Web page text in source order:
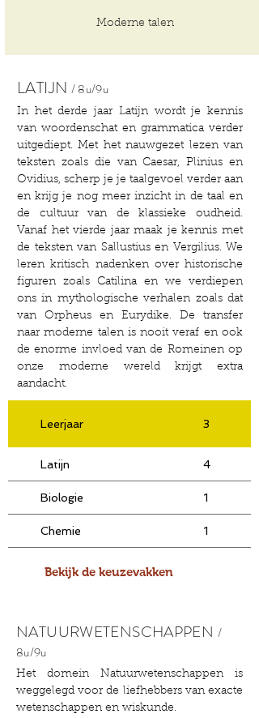
Moderne talen
LATIJN / 8u/9u
In het derde jaar Latijn wordt je kennis
van woordenschat en grammatica verder
uitgediept. Met het nauwgezet lezen van
teksten zoals die van Caesar, Plinius en
Ovidius, scherp je je taalgevoel verder aan
en krijg je nog meer inzicht in de taal en
de cultuur van de klassieke oudheid.
Vanaf het vierde jaar maak je kennis met
de teksten van Sallustius en Vergilius. We
leren kritisch nadenken over historische
figuren zoals Catilina en we verdiepen
ons in mythologische verhalen zoals dat
van Orpheus en Eurydike. De transfer
naar moderne talen is nooit veraf en ook
de enorme invloed van de Romeinen op
onze moderne wereld krijgt extra
aandacht.
Leerjaar 3
Latijn 4
Biologie 1
Chemie 1
Kunstbeschouwing 2
Bekijk de keuzevakken
NATUURWETENSCHAPPEN /
8u/9u
Het domein Natuurwetenschappen is
weggelegd voor de liefhebbers van exacte
wetenschappen en wiskunde.